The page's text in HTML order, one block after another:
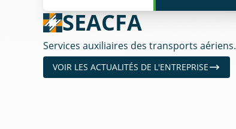
SEACFA
Services auxiliaires des transports aériens.
VOIR LES ACTUALITÉS DE L'ENTREPRISE